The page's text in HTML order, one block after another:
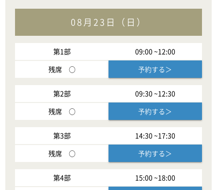
08月23日（日）
第1部 09:00 ~12:00
残席 ○ 予約する＞
第2部 09:30 ~12:30
残席 ○ 予約する＞
第3部 14:30 ~17:30
残席 ○ 予約する＞
第4部 15:00 ~18:00